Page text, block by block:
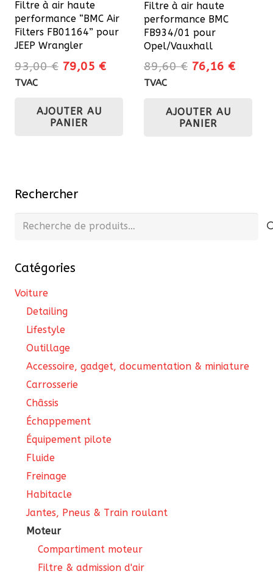
Filtre à air haute
performance “BMC Air
Filters FB01164” pour
JEEP Wrangler
93,00€ Le
était :
93,00 €.
79,05 €Le
TVAC
AJOUTER AU
PANIER
Filtre à air haute
performance BMC
FB934/01 pour
Opel/Vauxhall
89,60€ Le
était :
89,60 €.
76,16 €Le
TVAC
AJOUTER AU
PANIER
Rechercher
Recherche
Catégories
Voiture
Detailing
Lifestyle
Outillage
Accessoire, gadget, documentation & miniature
Carrosserie
Châssis
Échappement
Équipement pilote
Fluide
Freinage
Habitacle
Jantes, Pneus & Train roulant
Moteur
Compartiment moteur
Filtre & admission d'air